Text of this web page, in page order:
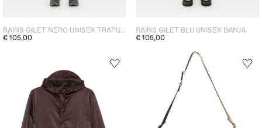
RAINS GILET NERO UNISEX TRAPUNTATO
€ 105,00
RAINS GILET BLU UNISEX BANJA
€ 105,00